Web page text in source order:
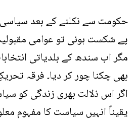
حکومت سے نکلنے کے بعد
پے شکست ہوئی تو عوامی
مگر اب سندھ کے بلدیاتی
بھی چکنا چور کر دیا۔ فرقہ
اگر اس ذلالت بھری زندگی کو
یقیناً انہیں سیاست کا مفہوم